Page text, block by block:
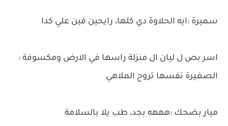
سميرة :ايه الحلاوة دي كلها، رايحين فين علي كدا
اسر بص ل ليان ال منزلة راسها في الارض ومكسوفة :
الصغيرة نفسها تروح الملاهي
ميار بضحك :هههه بجد، طب يلا بالسلامة